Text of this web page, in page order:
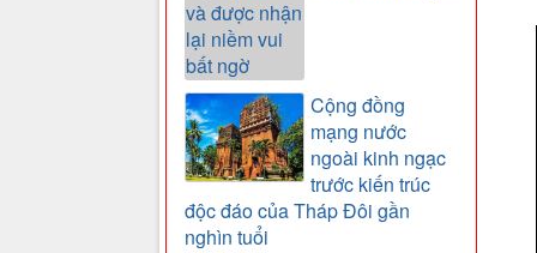
Cộng đồng
mạng nước
ngoài kinh ngạc
trước kiến trúc
độc đáo của Tháp Đôi gần
nghìn tuổi